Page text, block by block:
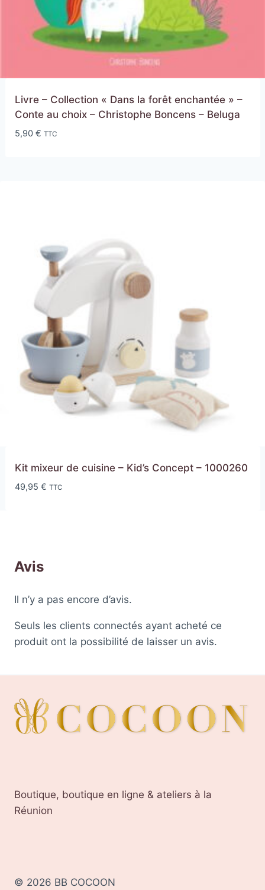
Livre – Collection « Dans la forêt enchantée » –
Conte au choix – Christophe Boncens – Beluga
5,90 € TTC
Kit mixeur de cuisine – Kid’s Concept – 1000260
49,95 € TTC
Avis
Il n’y a pas encore d’avis.
Seuls les clients connectés ayant acheté ce
produit ont la possibilité de laisser un avis.
Boutique, boutique en ligne & ateliers à la
Réunion
© 2026 BB COCOON